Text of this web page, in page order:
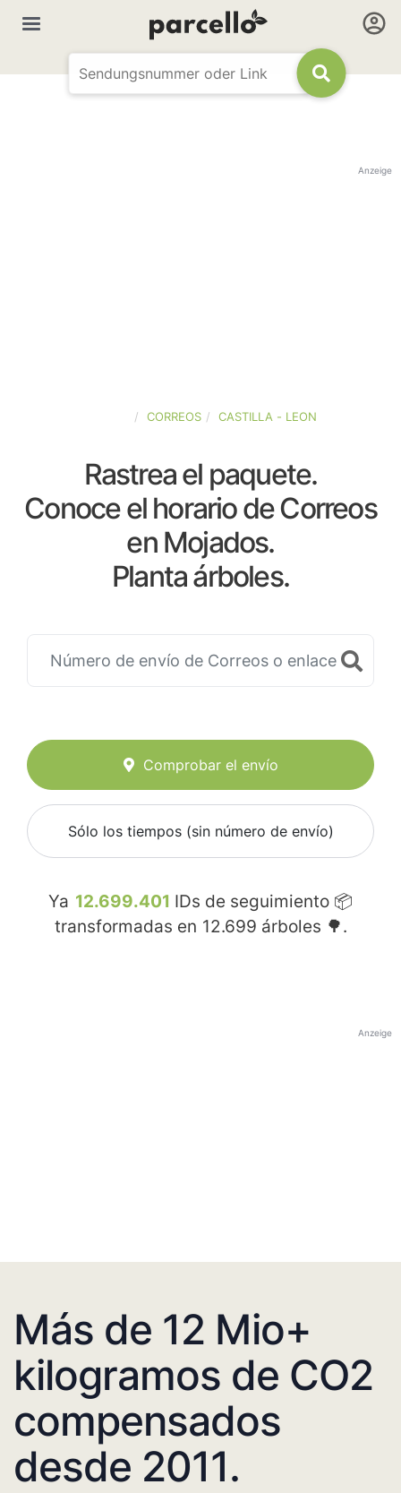
Anzeige
CORREOS CASTILLA - LEON
Rastrea el paquete.
Conoce el horario de Correos
en Mojados.
Planta árboles.
Comprobar el envío
Sólo los tiempos (sin número de envío)
Ya 12.699.401 IDs de seguimiento 📦
transformadas en 12.699 árboles 🌳.
Anzeige
Más de 12 Mio+
kilogramos de CO2
compensados
desde 2011.